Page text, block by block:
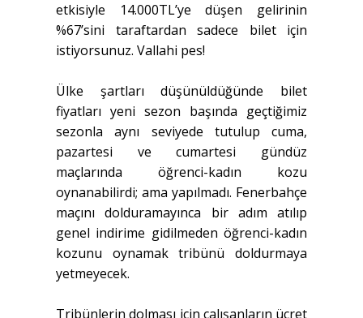
etkisiyle 14.000TL’ye düşen gelirinin
%67’sini taraftardan sadece bilet için
istiyorsunuz. Vallahi pes!
Ülke şartları düşünüldüğünde bilet
fiyatları yeni sezon başında geçtiğimiz
sezonla aynı seviyede tutulup cuma,
pazartesi ve cumartesi gündüz
maçlarında öğrenci-kadın kozu
oynanabilirdi; ama yapılmadı. Fenerbahçe
maçını dolduramayınca bir adım atılıp
genel indirime gidilmeden öğrenci-kadın
kozunu oynamak tribünü doldurmaya
yetmeyecek.
Tribünlerin dolması için çalışanların ücret